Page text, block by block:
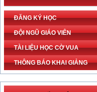
ĐĂNG KÝ HỌC
ĐỘI NGŨ GIÁO VIÊN
TÀI LIỆU HỌC CỜ VUA
THÔNG BÁO KHAI GIẢNG